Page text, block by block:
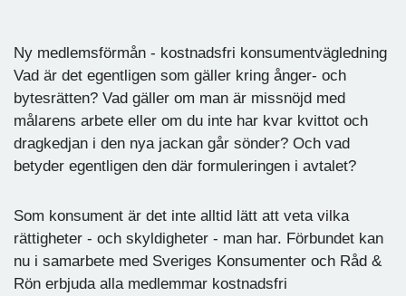
Ny medlemsförmån - kostnadsfri konsumentvägledning
Vad är det egentligen som gäller kring ånger- och
bytesrätten? Vad gäller om man är missnöjd med
målarens arbete eller om du inte har kvar kvittot och
dragkedjan i den nya jackan går sönder? Och vad
betyder egentligen den där formuleringen i avtalet?
Som konsument är det inte alltid lätt att veta vilka
rättigheter - och skyldigheter - man har. Förbundet kan
nu i samarbete med Sveriges Konsumenter och Råd &
Rön erbjuda alla medlemmar kostnadsfri